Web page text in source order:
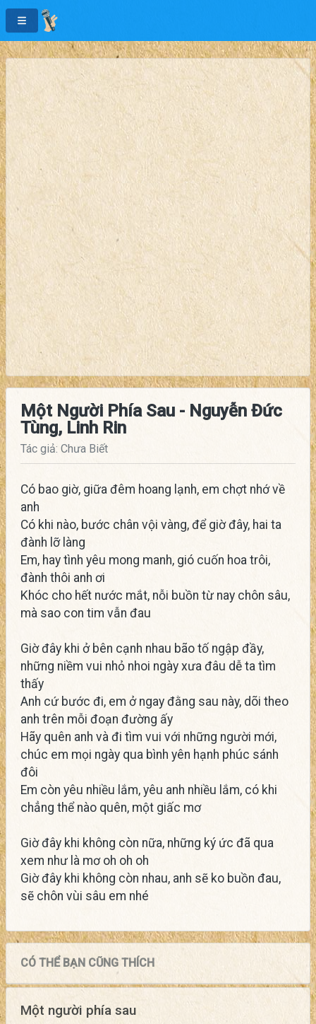
Một Người Phía Sau - Nguyễn Đức
Tùng, Linh Rin
Tác giả: Chưa Biết
Có bao giờ, giữa đêm hoang lạnh, em chợt nhớ về
anh
Có khi nào, bước chân vội vàng, để giờ đây, hai ta
đành lỡ làng
Em, hay tình yêu mong manh, gió cuốn hoa trôi,
đành thôi anh ơi
Khóc cho hết nước mắt, nỗi buồn từ nay chôn sâu,
mà sao con tim vẫn đau
Giờ đây khi ở bên cạnh nhau bão tố ngập đầy,
những niềm vui nhỏ nhoi ngày xưa đâu dễ ta tìm
thấy
Anh cứ bước đi, em ở ngay đằng sau này, dõi theo
anh trên mỗi đoạn đường ấy
Hãy quên anh và đi tìm vui với những người mới,
chúc em mọi ngày qua bình yên hạnh phúc sánh
đôi
Em còn yêu nhiều lắm, yêu anh nhiều lắm, có khi
chẳng thể nào quên, một giấc mơ
Giờ đây khi không còn nữa, những ký ức đã qua
xem như là mơ oh oh oh
Giờ đây khi không còn nhau, anh sẽ ko buồn đau,
sẽ chôn vùi sâu em nhé
CÓ THỂ BẠN CŨNG THÍCH
Một người phía sau